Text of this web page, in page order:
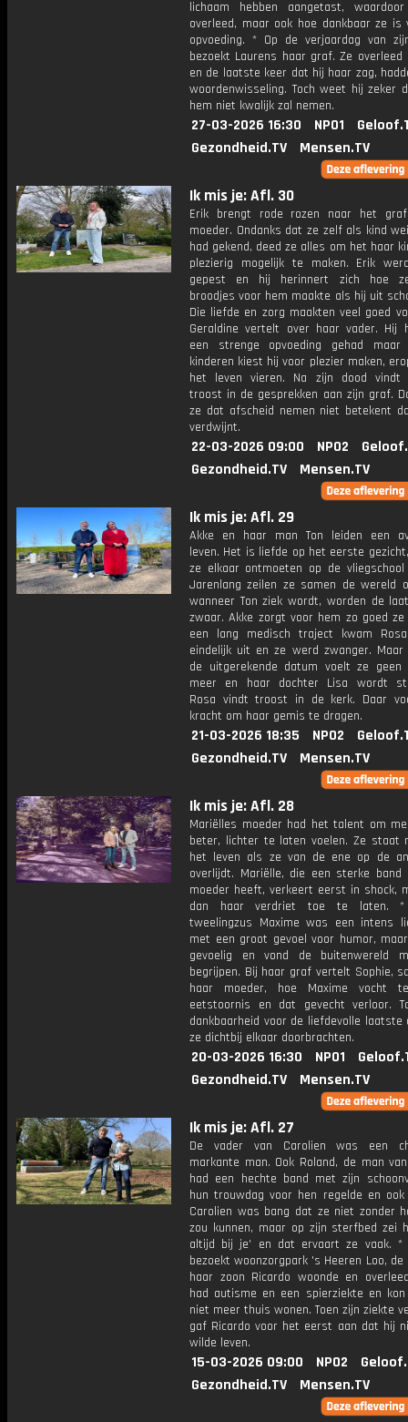
lichaam hebben aangetast,
overleed, maar ook hoe dankbaar ze is
opvoeding. * Op de verjaardag van
bezoekt Laurens haar graf. Ze overleed
en de laatste keer dat hij haar zag,
woordenwisseling. Toch weet hij zeker
hem niet kwalijk zal nemen.
27-03-2026 16:30 NPO1
Gezondheid.TV
Mensen.TV
Ik mis je: Afl. 30
Erik brengt rode rozen naar het
moeder. Ondanks dat ze zelf als kind
had gekend, deed ze alles om het haar
plezierig mogelijk te maken. Erik
gepest en hij herinnert zich hoe
broodjes voor hem maakte als hij uit
Die liefde en zorg maakten veel goed
Geraldine vertelt over haar vader. Hij
een strenge opvoeding gehad
kinderen kiest hij voor plezier maken,
het leven vieren. Na zijn dood vindt
troost in de gesprekken aan zijn graf.
ze dat afscheid nemen niet betekent
verdwijnt.
22-03-2026 09:00 NPO2
Gezondheid.TV
Mensen.TV
Ik mis je: Afl. 29
Akke en haar man Ton leiden een
leven. Het is liefde op het eerste
ze elkaar ontmoeten op de vliegschool
Jarenlang zeilen ze samen de wereld
wanneer Ton ziek wordt, worden de
zwaar. Akke zorgt voor hem zo goed
een lang medisch traject kwam
eindelijk uit en ze werd zwanger.
de uitgerekende datum voelt ze geen
meer en haar dochter Lisa wordt
Rosa vindt troost in de kerk. Daar
kracht om haar gemis te dragen.
21-03-2026 18:35 NPO2
Gezondheid.TV
Mensen.TV
Ik mis je: Afl. 28
Mariëlles moeder had het talent om
beter, lichter te laten voelen. Ze staat
het leven als ze van de ene op de
overlijdt. Mariëlle, die een sterke
moeder heeft, verkeert eerst in shock,
dan haar verdriet toe te laten. *
tweelingzus Maxime was een intens
met een groot gevoel voor humor,
gevoelig en vond de buitenwereld
begrijpen. Bij haar graf vertelt Sophie,
haar moeder, hoe Maxime vocht
eetstoornis en dat gevecht verloor.
dankbaarheid voor de liefdevolle laatste
ze dichtbij elkaar doorbrachten.
20-03-2026 16:30 NPO1
Gezondheid.TV
Mensen.TV
Ik mis je: Afl. 27
De vader van Carolien was een
markante man. Ook Roland, de man
had een hechte band met zijn
hun trouwdag voor hen regelde en ook
Carolien was bang dat ze niet zonder
zou kunnen, maar op zijn sterfbed zei
altijd bij je' en dat ervaart ze vaak. *
bezoekt woonzorgpark 's Heeren Loo,
haar zoon Ricardo woonde en
had autisme en een spierziekte en
niet meer thuis wonen. Toen zijn ziekte
gaf Ricardo voor het eerst aan dat hij
wilde leven.
15-03-2026 09:00 NPO2
Gezondheid.TV
Mensen.TV